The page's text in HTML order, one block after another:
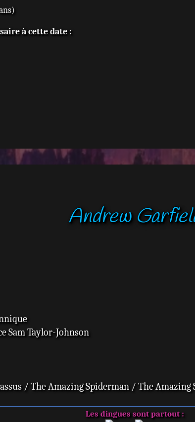
à cette date :
Andrew
Sam Taylor-Johnson
/ The Amazing Spiderman / The
Les dingues sont partout :